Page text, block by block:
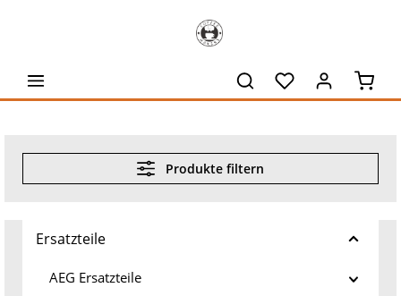
Produkte filtern
Ersatzteile
AEG Ersatzteile